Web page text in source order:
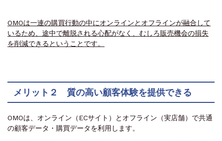
OMOは一連の購買行動の中にオンラインとオフラインが融合して
いるため、途中で離脱される心配がなく、むしろ販売機会の損失
を削減できるということです。
メリット２ 質の高い顧客体験を提供できる
OMOは、オンライン（ECサイト）とオフライン（実店舗）で共通
の顧客データ・購買データを利用します。